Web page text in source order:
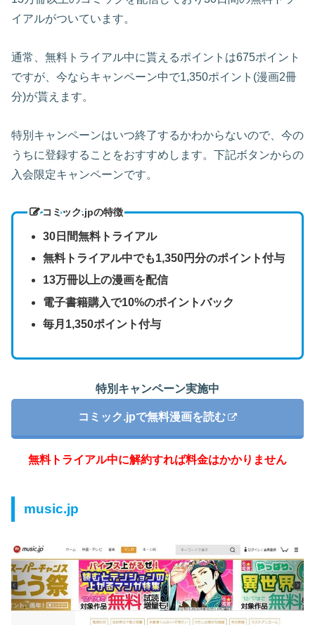
イアルがついています。
通常、無料トライアル中に貰えるポイントは675ポイント
ですが、今ならキャンペーン中で1,350ポイント(漫画2冊
分)が貰えます。
特別キャンペーンはいつ終了するかわからないので、今の
うちに登録することをおすすめします。下記ボタンからの
入会限定キャンペーンです。
コミック.jpの特徴
30日間無料トライアル
無料トライアル中でも1,350円分のポイント付与
13万冊以上の漫画を配信
電子書籍購入で10%のポイントバック
毎月1,350ポイント付与
特別キャンペーン実施中
コミック.jpで無料漫画を読む
無料トライアル中に解約すれば料金はかかりません
music.jp